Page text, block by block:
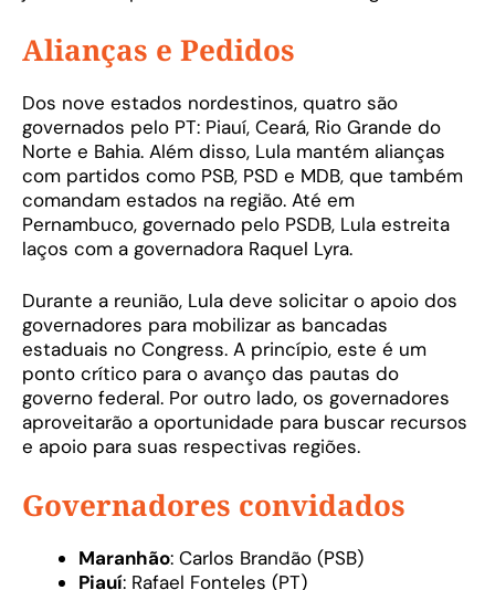
Alianças e Pedidos
Dos nove estados nordestinos, quatro são
governados pelo PT: Piauí, Ceará, Rio Grande do
Norte e Bahia. Além disso, Lula mantém alianças
com partidos como PSB, PSD e MDB, que também
comandam estados na região. Até em
Pernambuco, governado pelo PSDB, Lula estreita
laços com a governadora Raquel Lyra.
Durante a reunião, Lula deve solicitar o apoio dos
governadores para mobilizar as bancadas
estaduais no Congress. A princípio, este é um
ponto crítico para o avanço das pautas do
governo federal. Por outro lado, os governadores
aproveitarão a oportunidade para buscar recursos
e apoio para suas respectivas regiões.
Governadores convidados
Maranhão: Carlos Brandão (PSB)
Piauí: Rafael Fonteles (PT)